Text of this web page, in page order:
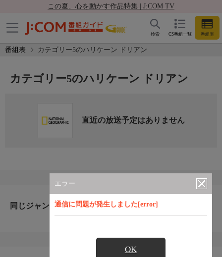
この夏、心を動かす作品特集 | J:COM TV
CS番組一覧 番組表
検索
番組表 カテゴリー5のハリケーン ドリアン
エラー
通信に問題が発生しました[error]
OK
カテゴリー5のハリケーン ドリアン
直近の放送予定はありません
同じジャンルのおすすめ番組